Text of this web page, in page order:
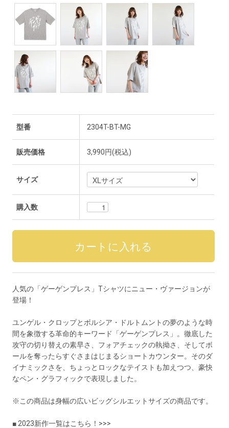
型番 2304T-BT-MG
販売価格 3,990円(税込)
サイズ
購入数
人気の「ゲーゲンプレス」Tシャツにニュー・ヴァージョンが
登場！
ユンゲル・クロップとボルシア・ドルトムントの夢のような時
間を象徴する革命的キーワード「ゲーゲンプレス」。徹底した
攻守の切り替えの素早さ、フォアチェックの執拗さ、そしてボ
ールを奪ったらすぐさまはじまるショートカウンター。そのダ
イナミックさを、ちょっとロックなテイストも加えつつ、豪快
なペン・グラフィックで表現しました。
※この商品は身幅の広いビッグシルエットサイズの商品です。
■ 2023新作一覧はこちら！>>>